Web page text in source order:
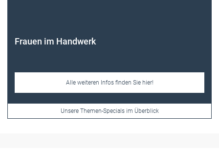
Frauen im Handwerk
Alle weiteren Infos finden Sie hier!
Unsere Themen-Specials im Überblick